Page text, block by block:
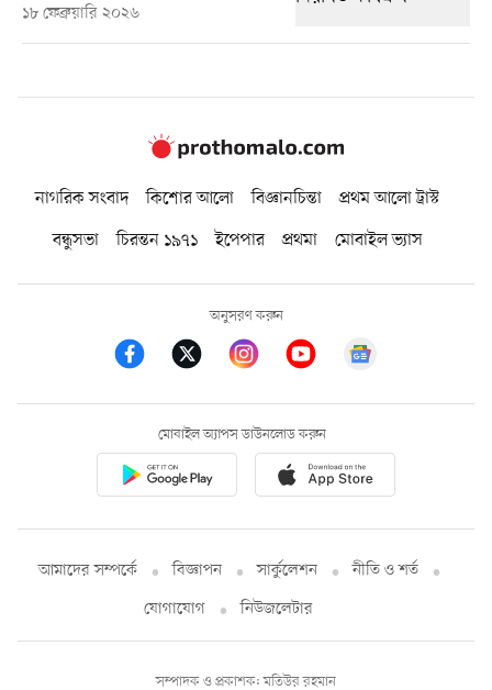
১৮ ফেব্রুয়ারি ২০২৬
নাগরিক সংবাদ কিশোর আলো বিজ্ঞানচিন্তা
প্রথম আলো ট্রাস্ট
বন্ধুসভা
চিরন্তন ১৯৭১ ইপেপার প্রথমা মোবাইল ভ্যাস
অনুসরণ করুন
মোবাইল অ্যাপস ডাউনলোড করুন
আমাদের সম্পর্কে বিজ্ঞাপন সার্কুলেশন
নীতি ও শর্ত
যোগাযোগ
নিউজলেটার
সম্পাদক ও প্রকাশক: মতিউর রহমান